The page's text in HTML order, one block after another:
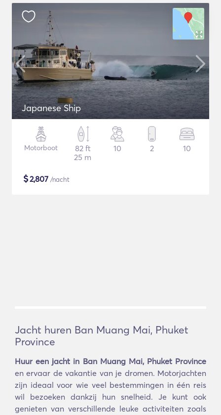
Japanese Ship
Motorboot
82 ft
25 m
10 2 10
$2,807 /nacht
Jacht huren Ban Muang Mai, Phuket
Province
Huur een jacht in Ban Muang Mai, Phuket Province
en ervaar de vakantie van je dromen. Motorjachten
zijn ideaal voor wie veel bestemmingen in één reis
wil bezoeken dankzij hun snelheid. Je kunt ook
genieten van verschillende leuke activiteiten zoals